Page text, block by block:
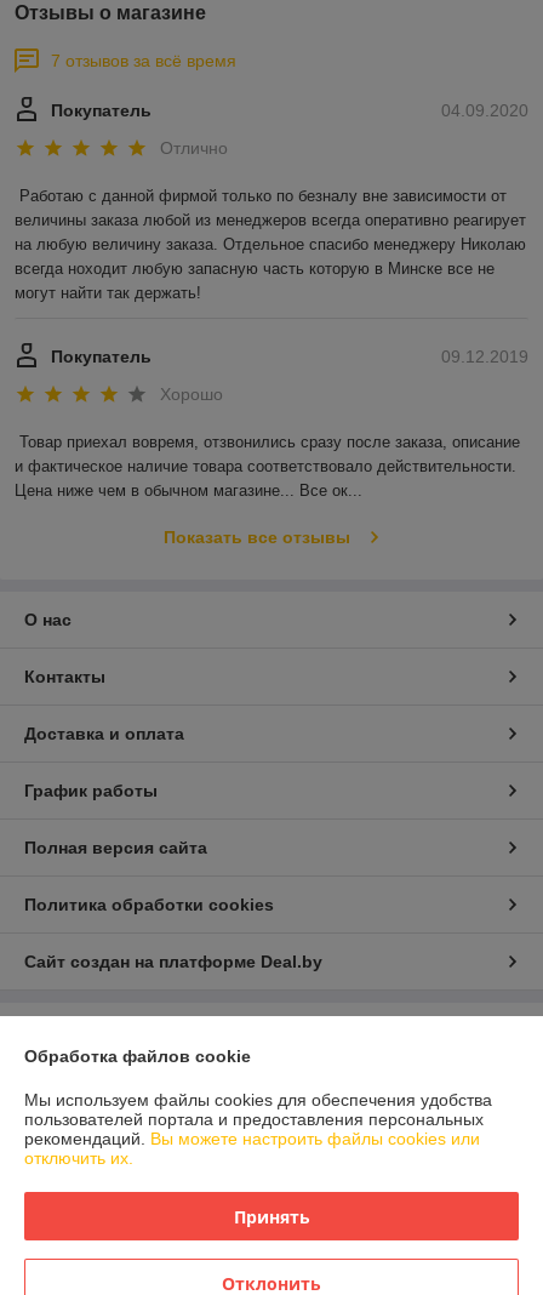
Отзывы о магазине
7 отзывов за всё время
04.09.2020
Покупатель
Отлично
Работаю с данной фирмой только по безналу вне зависимости от
величины заказа любой из менеджеров всегда оперативно реагирует
на любую величину заказа. Отдельное спасибо менеджеру Николаю
всегда ноходит любую запасную часть которую в Минске все не
могут найти так держать!
09.12.2019
Покупатель
Хорошо
Товар приехал вовремя, отзвонились сразу после заказа, описание
и фактическое наличие товара соответствовало действительности.
Цена ниже чем в обычном магазине... Все ок...
Показать все отзывы
О нас
Контакты
Доставка и оплата
График работы
Полная версия сайта
Политика обработки cookies
Сайт создан на платформе Deal.by
212012, г.Могилев, ул.Челюскинцев, 172-Б
Регистрационный номер ЕГР: 790855383
Регистрационный орган: Администрация Октябрьского района
Дата регистрации компании: 24.06.2013
Обработка файлов cookie
Мы используем файлы cookies для обеспечения удобства
пользователей портала и предоставления персональных
рекомендаций. Вы можете настроить файлы cookies или
отключить их.
Принять
Отклонить